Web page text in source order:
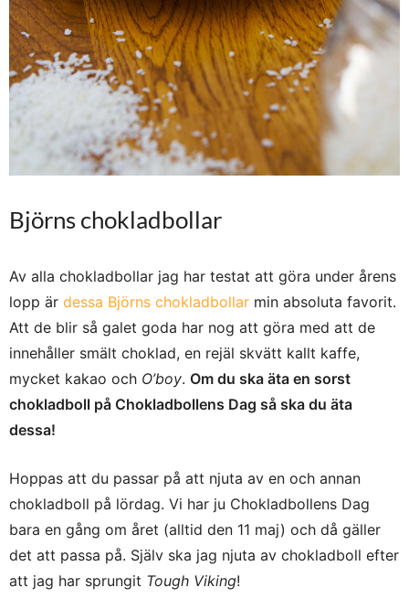
Björns chokladbollar
Av alla chokladbollar jag har testat att göra under årens
lopp är dessa Björns chokladbollar min absoluta favorit.
Att de blir så galet goda har nog att göra med att de
innehåller smält choklad, en rejäl skvätt kallt kaffe,
mycket kakao och O’boy. Om du ska äta en sorst
chokladboll på Chokladbollens Dag så ska du äta
dessa!
Hoppas att du passar på att njuta av en och annan
chokladboll på lördag. Vi har ju Chokladbollens Dag
bara en gång om året (alltid den 11 maj) och då gäller
det att passa på. Själv ska jag njuta av chokladboll efter
att jag har sprungit Tough Viking!